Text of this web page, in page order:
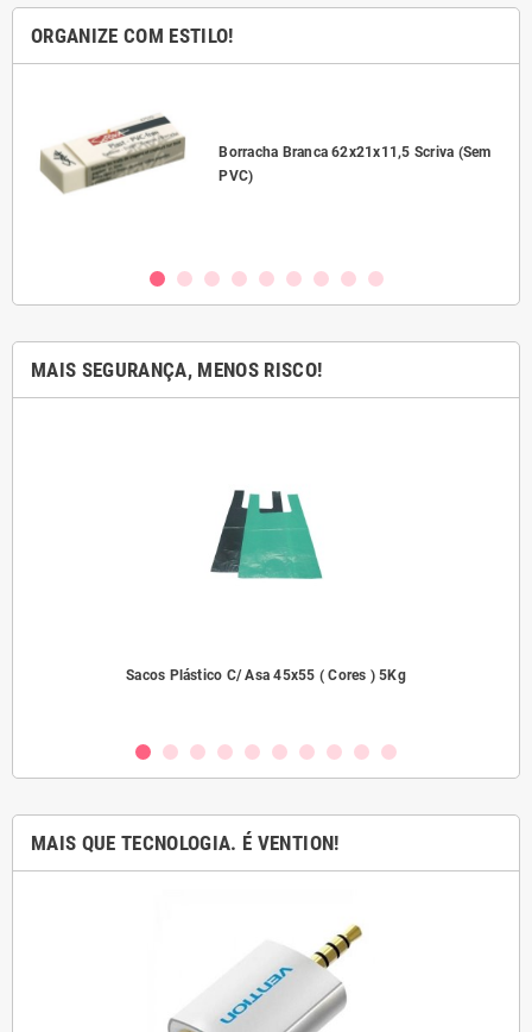
ORGANIZE COM ESTILO!
Borracha Branca 62x21x11,5 Scriva (Sem
PVC)
MAIS SEGURANÇA, MENOS RISCO!
Sacos Plástico C/ Asa 45x55 ( Cores ) 5Kg
MAIS QUE TECNOLOGIA. É VENTION!